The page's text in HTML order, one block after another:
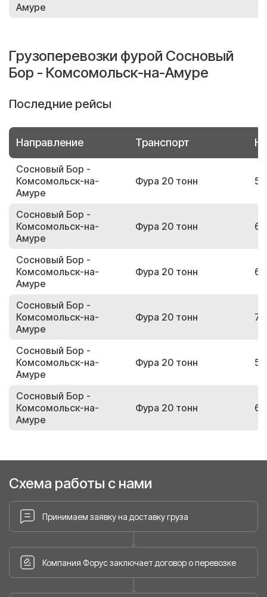
Амуре
Грузоперевозки фурой Сосновый
Бор - Комсомольск-на-Амуре
Последние рейсы
Направление Транспорт
Сосновый Бор -
Комсомольск-на-
Амуре
Фура 20 тонн
Сосновый Бор -
Комсомольск-на-
Амуре
Фура 20 тонн
Сосновый Бор -
Комсомольск-на-
Амуре
Фура 20 тонн
Сосновый Бор -
Комсомольск-на-
Амуре
Фура 20 тонн
Сосновый Бор -
Комсомольск-на-
Амуре
Фура 20 тонн
Сосновый Бор -
Комсомольск-на-
Амуре
Фура 20 тонн
Схема работы с нами
Принимаем заявку на доставку груза
Компания Форус заключает договор о перевозке